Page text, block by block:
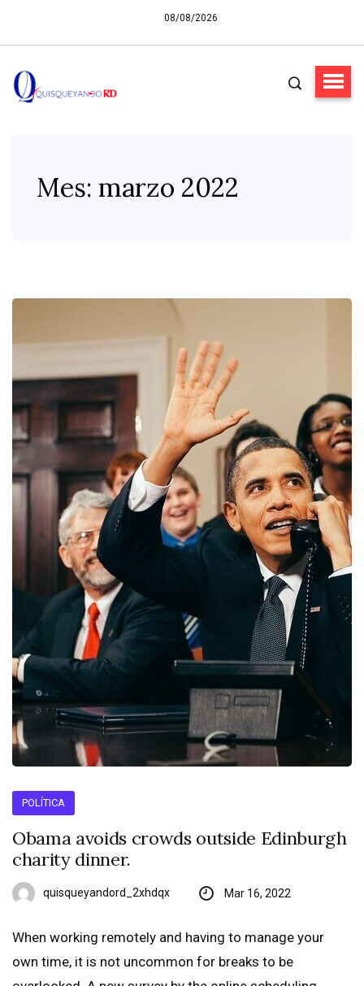
08/08/2026
Mes: marzo 2022
POLÍTICA
Obama avoids crowds outside Edinburgh
charity dinner.
quisqueyandord_2xhdqx Mar 16, 2022
When working remotely and having to manage your
own time, it is not uncommon for breaks to be